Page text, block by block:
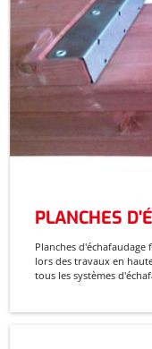
PLANCHES D'ÉCHAFAUDAGE
PASSERELLES DE TRAVAIL
ÉCHAFAUDAGE ROULANT
D'ÉCHAFAUDAGE
DE TRAVAIL
ROULANT
PLANCHES
Planches
lors des travaux en
tous les systèmes